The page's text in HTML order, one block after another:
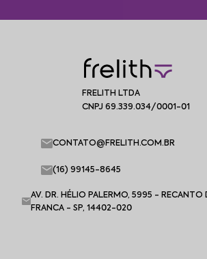
FRELITH LTDA
CNPJ 69.339.034/0001-01
CONTATO@FRELITH.COM.BR
(16) 99145-8645
AV. DR. HÉLIO PALERMO, 5995 - RECANTO
FRANCA - SP, 14402-020